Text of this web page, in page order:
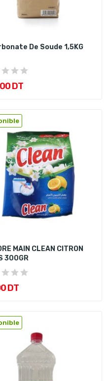
De Soude 1,5KG
DT
MAIN CLEAN CITRON
300GR
DT